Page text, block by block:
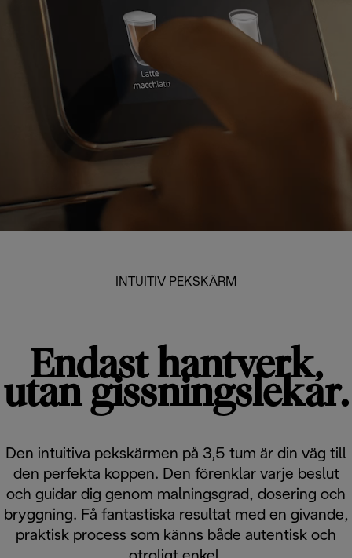
INTUITIV PEKSKÄRM
Endast hantverk,
utan gissningslekar.
Den intuitiva pekskärmen på 3,5 tum är din väg till
den perfekta koppen. Den förenklar varje beslut
och guidar dig genom malningsgrad, dosering och
bryggning. Få fantastiska resultat med en givande,
praktisk process som känns både autentisk och